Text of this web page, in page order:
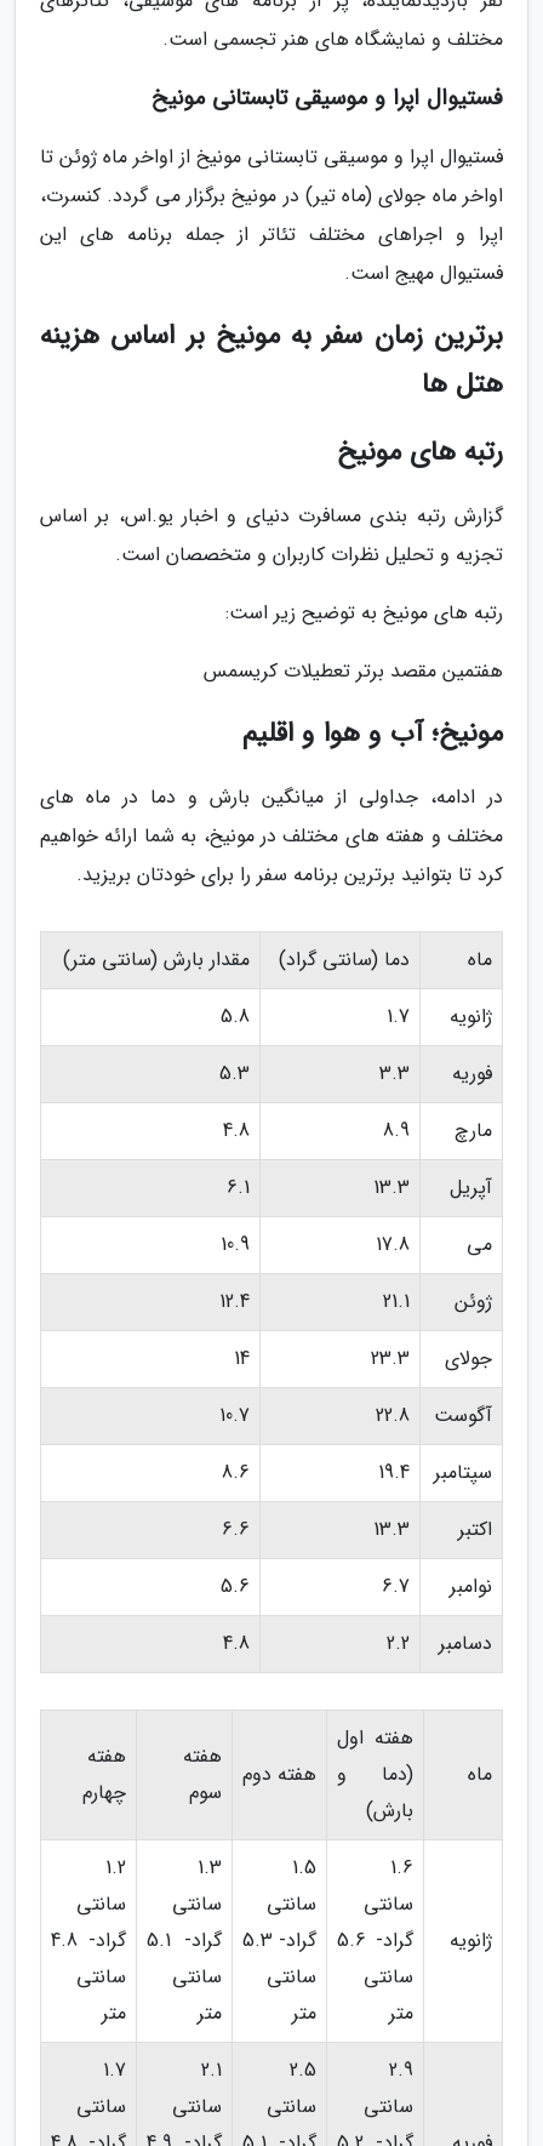
مختلف و نمایشگاه های هنر تجسمی است.
فستیوال اپرا و موسیقی تابستانی مونیخ
فستیوال اپرا و موسیقی تابستانی مونیخ از اواخر ماه ژوئن تا
اواخر ماه جولای (ماه تیر) در مونیخ برگزار می گردد. کنسرت،
اپرا و اجراهای مختلف تئاتر از جمله برنامه های این
فستیوال مهیج است.
برترین زمان سفر به مونیخ بر اساس هزینه
هتل ها
رتبه های مونیخ
گزارش رتبه بندی مسافرت دنیای و اخبار یو.اس، بر اساس
تجزیه و تحلیل نظرات کاربران و متخصصان است.
رتبه های مونیخ به توضیح زیر است:
هفتمین مقصد برتر تعطیلات کریسمس
مونیخ؛ آب و هوا و اقلیم
در ادامه، جداولی از میانگین بارش و دما در ماه های
مختلف و هفته های مختلف در مونیخ، به شما ارائه خواهیم
کرد تا بتوانید برترین برنامه سفر را برای خودتان بریزید.
ماه دما (سانتی گراد)
مقدار بارش (سانتی متر)
ژانویه
1.7
5.8
فوریه
3.3
5.3
مارچ
8.9
4.8
آپریل
13.3
6.1
می
17.8
10.9
ژوئن
21.1
12.4
جولای
23.3
14
آگوست
22.8
10.7
سپتامبر
19.4
8.6
اکتبر
13.3
6.6
نوامبر
6.7
5.6
دسامبر
2.2
4.8
ماه
هفته اول
(دما و
بارش)
هفته دوم
هفته
سوم
هفته
چهارم
ژانویه
1.6
سانتی
گراد- 5.6
سانتی
متر
1.5
سانتی
گراد- 5.3
سانتی
متر
1.3
سانتی
گراد- 5.1
سانتی
متر
1.2
سانتی
گراد- 4.8
سانتی
متر
2.9
سانتی
2.5
سانتی
2.1
سانتی
1.7
سانتی